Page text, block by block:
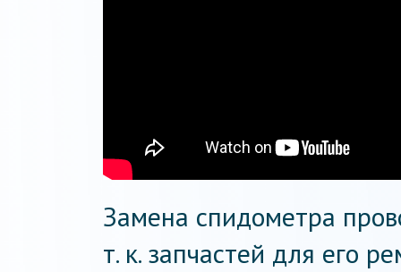
Замена спидометра
т. к. запчастей для его